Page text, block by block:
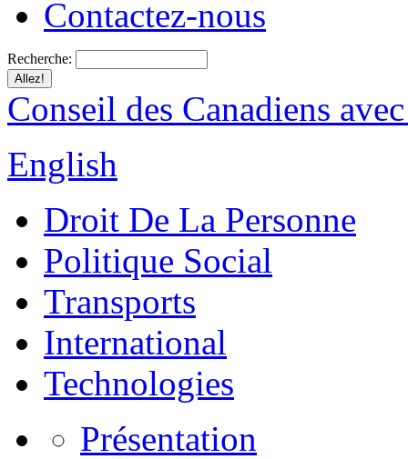
Contactez-nous
Recherche:
Conseil des Canadiens
English
Droit De La Personne
Politique Social
Transports
International
Technologies
Présentation